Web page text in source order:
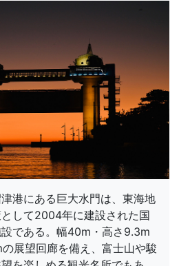
港にある巨大水門は、東海地
して2004年に建設された国
である。幅40m・高さ9.3m
展望回廊を備え、富士山や駿